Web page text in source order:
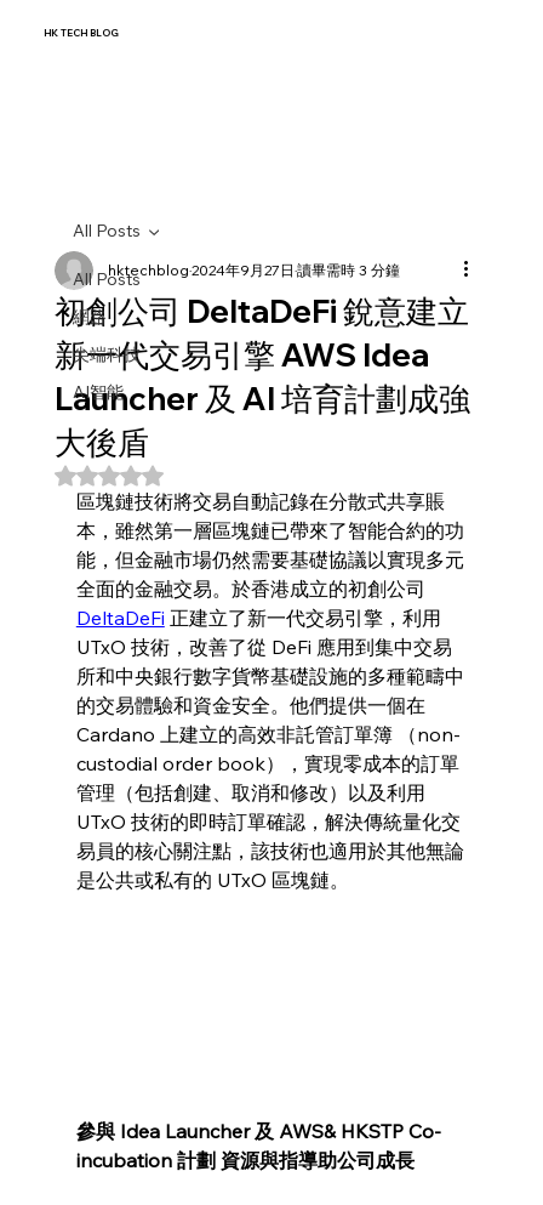
HK TECH BLOG
All Posts
網路
尖端科技
AI智能
All Posts
初創公司 DeltaDeFi 銳意建立
新一代交易引擎 AWS Idea
Launcher 及 AI 培育計劃成強
大後盾
hktechblog2024年9月27日 讀畢需時 3 分鐘
評等為 NaN（最高為 5 顆星）。
區塊鏈技術將交易自動記錄在分散式共享賬
本，雖然第一層區塊鏈已帶來了智能合約的功
能，但金融市場仍然需要基礎協議以實現多元
全面的金融交易。於香港成立的初創公司
DeltaDeFi 正建立了新一代交易引擎，利用
UTxO 技術，改善了從 DeFi 應用到集中交易
所和中央銀行數字貨幣基礎設施的多種範疇中
的交易體驗和資金安全。他們提供一個在
Cardano 上建立的高效非託管訂單簿 （non-
custodial order book），實現零成本的訂單
管理（包括創建、取消和修改）以及利用
UTxO 技術的即時訂單確認，解決傳統量化交
易員的核心關注點，該技術也適用於其他無論
是公共或私有的 UTxO 區塊鏈。
參與 Idea Launcher 及 AWS& HKSTP Co-
incubation 計劃 資源與指導助公司成長